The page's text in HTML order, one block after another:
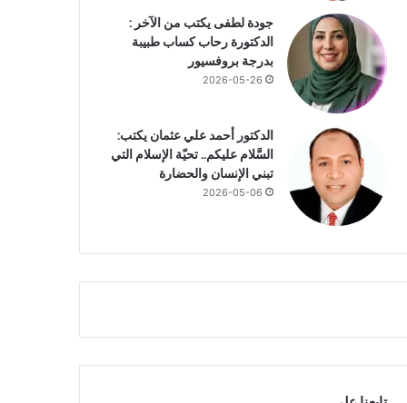
جودة لطفى يكتب من الآخر :
الدكتورة رحاب كساب طبيبة
بدرجة بروفسيور
2026-05-26
الدكتور أحمد علي عثمان يكتب:
السَّلام عليكم.. تحيّة الإسلام التي
تبني الإنسان والحضارة
2026-05-06